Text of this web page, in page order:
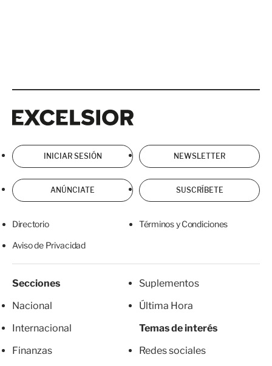
INICIAR SESIÓN NEWSLETTER
ANÚNCIATE SUSCRÍBETE
Directorio Términos y Condiciones
Aviso de Privacidad
Secciones
Nacional
Internacional
Finanzas
Suplementos
Última Hora
Temas de interés
Redes sociales